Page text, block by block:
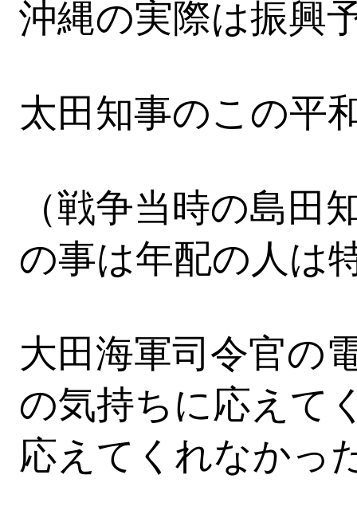
沖縄の実際は振興
太田知事のこの平
（戦争当時の島田
の事は年配の人は
大田海軍司令官の
の気持ちに応えて
応えてくれなかっ